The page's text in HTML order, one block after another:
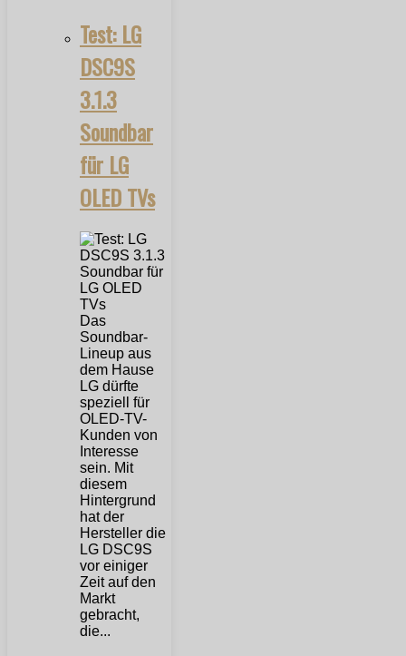
Test: LG
DSC9S
3.1.3
Soundbar
für LG
OLED TVs
Das
Soundbar-
Lineup aus
dem Hause
LG dürfte
speziell für
OLED-TV-
Kunden von
Interesse
sein. Mit
diesem
Hintergrund
hat der
Hersteller die
LG DSC9S
vor einiger
Zeit auf den
Markt
gebracht,
die...